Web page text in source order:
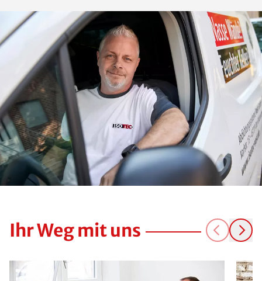
Ihr Weg mit uns